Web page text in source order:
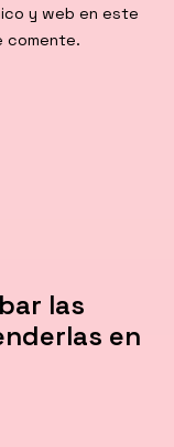
y web en este
comente.
las
en